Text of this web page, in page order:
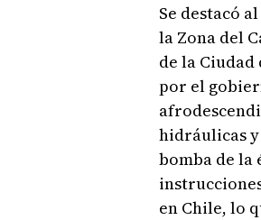
Se destacó
la Zona del
de la Ciudad
por el
hidráulicas
bomba de la
en Chile, lo